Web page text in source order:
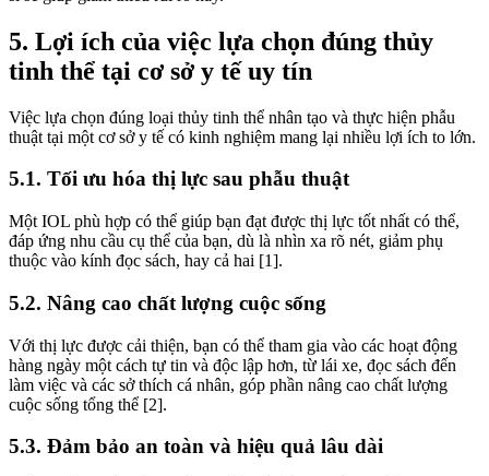
5. Lợi ích của việc lựa chọn đúng thủy
tinh thể tại cơ sở y tế uy tín
Việc lựa chọn đúng loại thủy tinh thể nhân tạo và thực hiện phẫu
thuật tại một cơ sở y tế có kinh nghiệm mang lại nhiều lợi ích to lớn.
5.1. Tối ưu hóa thị lực sau phẫu thuật
Một IOL phù hợp có thể giúp bạn đạt được thị lực tốt nhất có thể,
đáp ứng nhu cầu cụ thể của bạn, dù là nhìn xa rõ nét, giảm phụ
thuộc vào kính đọc sách, hay cả hai [1].
5.2. Nâng cao chất lượng cuộc sống
Với thị lực được cải thiện, bạn có thể tham gia vào các hoạt động
hàng ngày một cách tự tin và độc lập hơn, từ lái xe, đọc sách đến
làm việc và các sở thích cá nhân, góp phần nâng cao chất lượng
cuộc sống tổng thể [2].
5.3. Đảm bảo an toàn và hiệu quả lâu dài